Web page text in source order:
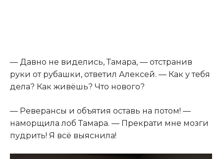
— Давно не виделись, Тамара, — отстранив
руки от рубашки, ответил Алексей. — Как у тебя
дела? Как живёшь? Что нового?
— Реверансы и объятия оставь на потом! —
наморщила лоб Тамара. — Прекрати мне мозги
пудрить! Я всё выяснила!